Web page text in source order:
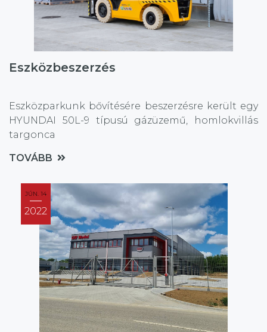
Eszközbeszerzés
Eszközparkunk bővítésére beszerzésre került egy
HYUNDAI 50L-9 típusú gázüzemű, homlokvillás
targonca
TOVÁBB
JÚN. 14
2022